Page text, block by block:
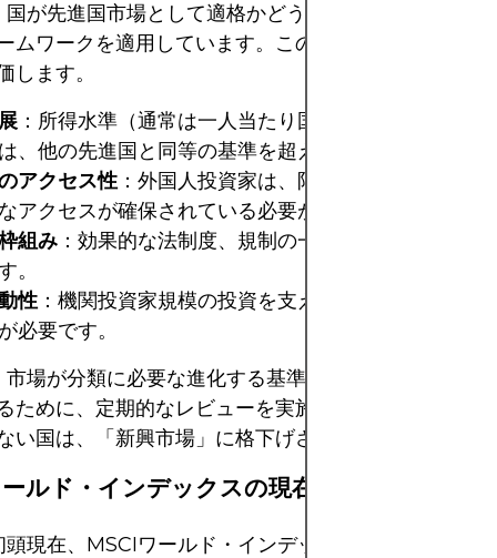
が先進国市場として適格かどうかを判断するために
ムワークを適用しています。このフレームワークで
します。
：所得水準（通常は一人当たり国民総所得（GNI）
、他の先進国と同等の基準を超えている必要があり
アクセス性 ：外国人投資家は、限定的な制限の下で
アクセスが確保されている必要があります。
組み ：効果的な法制度、規制の一貫性、そして情報
。
性 ：機関投資家規模の投資を支えるには、十分な市
必要です。
場が分類に必要な進化する基準を継続的に満たして
ために、定期的なレビューを実施しています。これ
い国は、「新興市場」に格下げされる可能性があり
ルド・インデックスの現在の先進国市場
現在、MSCIワールド・インデックスには以下の23